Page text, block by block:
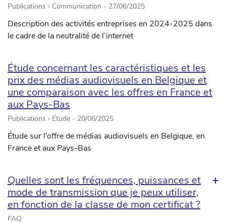
Publications › Communication - 27/06/2025
Description des activités entreprises en 2024-2025 dans
le cadre de la neutralité de l’internet
Étude concernant les caractéristiques et les
prix des médias audiovisuels en Belgique et
une comparaison avec les offres en France et
aux Pays-Bas
Publications › Étude - 20/06/2025
Étude sur l’offre de médias audiovisuels en Belgique, en
France et aux Pays-Bas
Quelles sont les fréquences, puissances et
mode de transmission que je peux utiliser,
en fonction de la classe de mon certificat ?
FAQ